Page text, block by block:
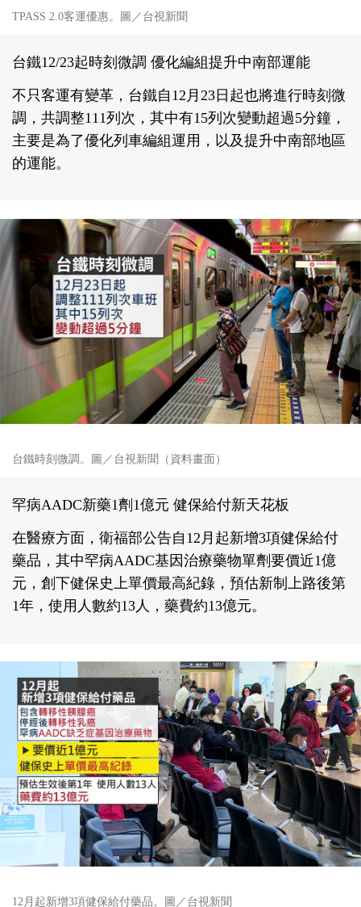
TPASS 2.0客運優惠。圖／台視新聞
台鐵12/23起時刻微調 優化編組提升中南部運能
不只客運有變革，台鐵自12月23日起也將進行時刻微
調，共調整111列次，其中有15列次變動超過5分鐘，
主要是為了優化列車編組運用，以及提升中南部地區
的運能。
台鐵時刻微調。圖／台視新聞（資料畫面）
罕病AADC新藥1劑1億元 健保給付新天花板
在醫療方面，衛福部公告自12月起新增3項健保給付
藥品，其中罕病AADC基因治療藥物單劑要價近1億
元，創下健保史上單價最高紀錄，預估新制上路後第
1年，使用人數約13人，藥費約13億元。
12月起新增3項健保給付藥品。圖／台視新聞